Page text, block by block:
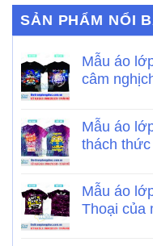
SẢN PHẨM NỔI
Mẫu áo
câm
Mẫu áo
thách thức
Mẫu áo
Thoại của